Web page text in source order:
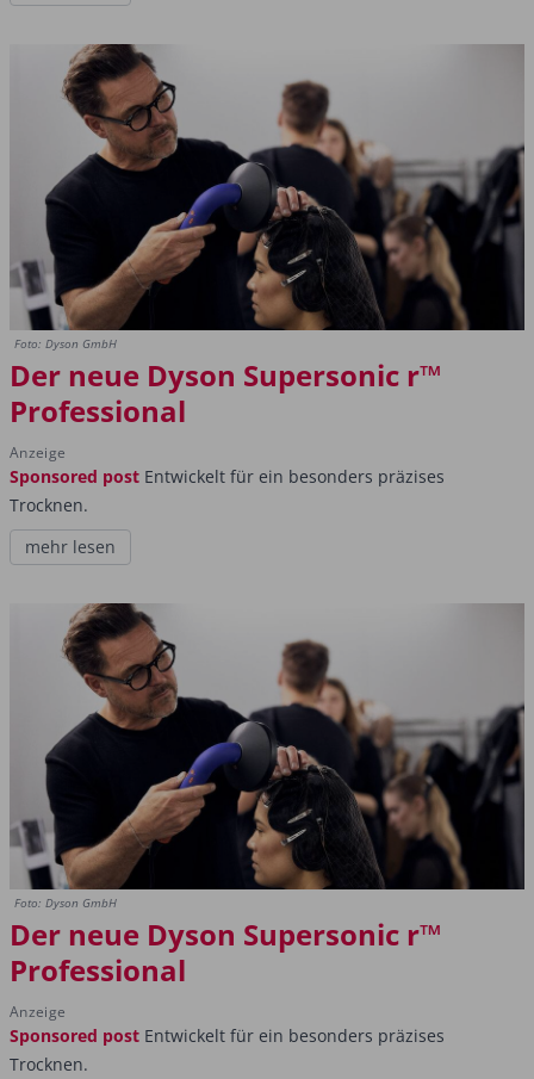
Foto: Dyson GmbH
Der neue Dyson Supersonic r™
Professional
Anzeige
Sponsored post Entwickelt für ein besonders präzises
Trocknen.
mehr lesen
Foto: Dyson GmbH
Der neue Dyson Supersonic r™
Professional
Anzeige
Sponsored post Entwickelt für ein besonders präzises
Trocknen.